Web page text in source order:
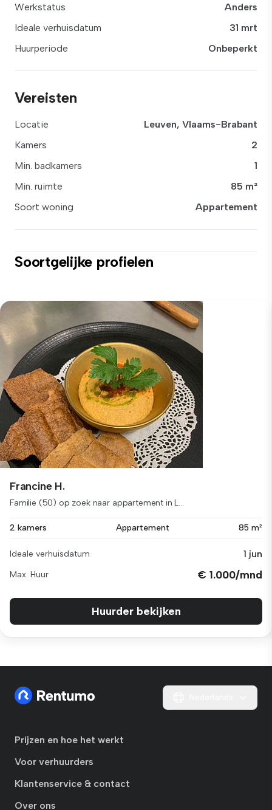
Werkstatus
Anders
Ideale verhuisdatum
31 mrt
Huurperiode
Onbeperkt
Vereisten
Locatie
Leuven, Vlaams-Brabant
Kamers
2
Min. badkamers
1
Min. ruimte
85 m²
Soort woning
Appartement
Soortgelijke profielen
Francine H.
Familie (50) op zoek naar appartement in L...
2 kamers Appartement 85 m²
Ideale verhuisdatum 1 jun
Max. Huur € 1.000/mnd
Huurder bekijken
Prijzen en hoe het werkt
Voor verhuurders
Klantenservice & contact
Over ons